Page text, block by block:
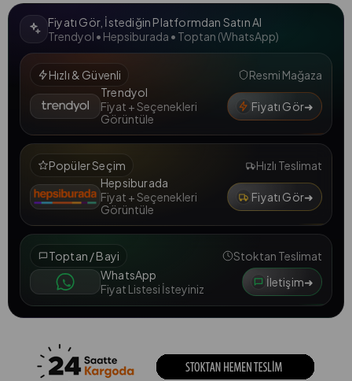
Fiyatı Gör, İstediğin Platformdan Satın Al
Trendyol • Hepsiburada • Toptan (WhatsApp)
Hızlı & Güvenli
Resmi Mağaza
Trendyol
Fiyat + Seçenekleri
Görüntüle
Fiyatı Gör➜
Popüler Seçim
Hızlı Teslimat
Hepsiburada
Fiyat + Seçenekleri
Görüntüle
Fiyatı Gör➜
Toptan / Bayi
Stoktan Teslimat
WhatsApp
Fiyat Listesi İsteyiniz
İletişim➜